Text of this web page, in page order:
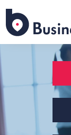
Business